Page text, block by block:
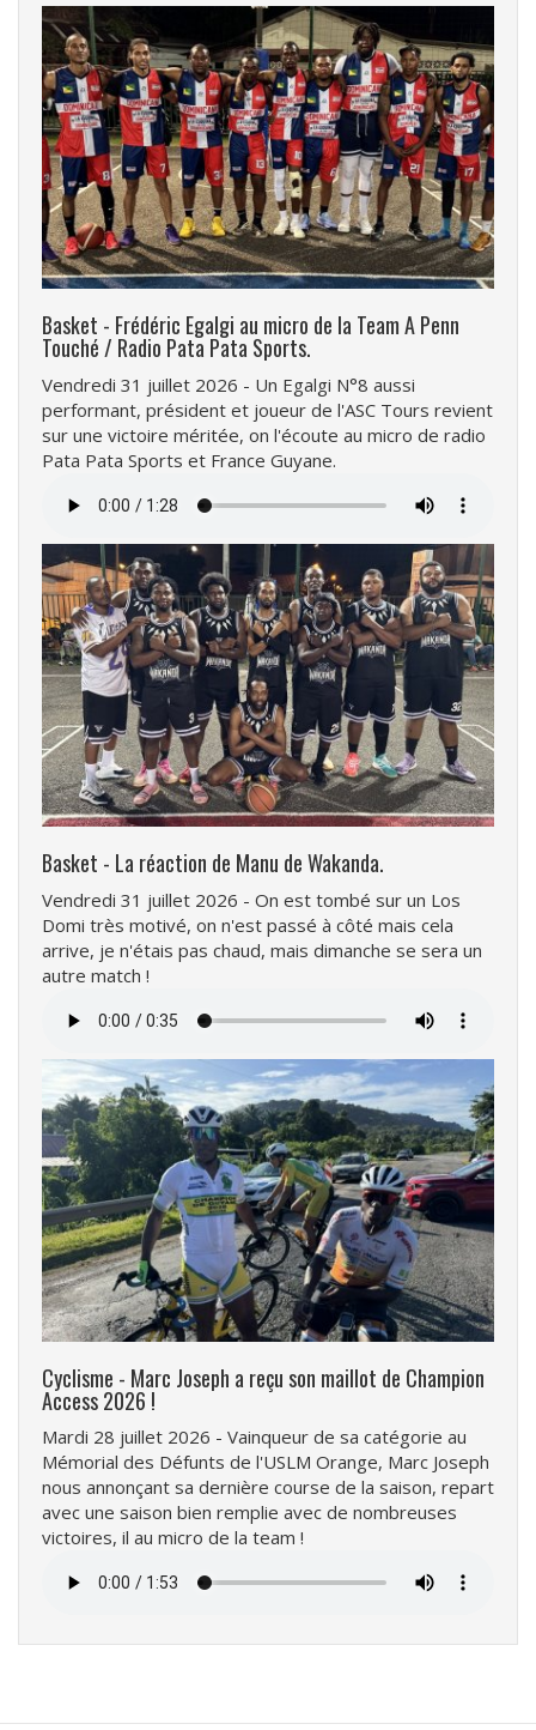
Basket - Frédéric Egalgi au micro de la Team A Penn
Touché / Radio Pata Pata Sports.
Vendredi 31 juillet 2026 - Un Egalgi N°8 aussi
performant, président et joueur de l'ASC Tours revient
sur une victoire méritée, on l'écoute au micro de radio
Pata Pata Sports et France Guyane.
audio
Basket - La réaction de Manu de Wakanda.
Vendredi 31 juillet 2026 - On est tombé sur un Los
Domi très motivé, on n'est passé à côté mais cela
arrive, je n'étais pas chaud, mais dimanche se sera un
autre match !
audio
Cyclisme - Marc Joseph a reçu son maillot de Champion
Access 2026 !
Mardi 28 juillet 2026 - Vainqueur de sa catégorie au
Mémorial des Défunts de l'USLM Orange, Marc Joseph
nous annonçant sa dernière course de la saison, repart
avec une saison bien remplie avec de nombreuses
victoires, il au micro de la team !
audio